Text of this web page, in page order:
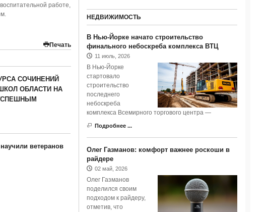
работе,
Печать
СОЧИНЕНИЙ
ОБЛАСТИ НА
ветеранов
НЕДВИЖИМОСТЬ
В Нью-Йорке начато строительство
финального небоскреба комплекса ВТЦ
11 июль, 2026
В Нью-Йорке
стартовало
строительство
последнего
небоскреба
комплекса Всемирного торгового центра —
Подробнее ...
Олег Газманов: комфорт важнее роскоши в
райдере
02 май, 2026
Олег Газманов
поделился своим
подходом к райдеру,
отметив, что